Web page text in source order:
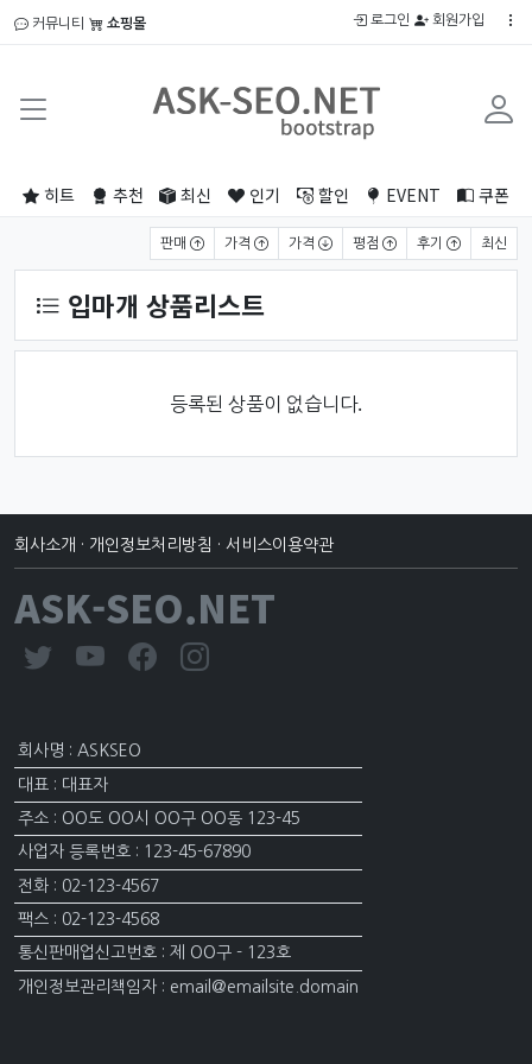
커뮤니티 쇼핑몰 로그인 회원가입
히트 추천 최신 인기 할인 EVENT 쿠폰
판매 가격 가격 평점 후기 최신
입마개 상품리스트
등록된 상품이 없습니다.
회사소개 · 개인정보처리방침 · 서비스이용약관
ASK-SEO.NET
회사명 : ASKSEO
대표 : 대표자
주소 : OO도 OO시 OO구 OO동 123-45
사업자 등록번호 : 123-45-67890
전화 : 02-123-4567
팩스 : 02-123-4568
통신판매업신고번호 : 제 OO구 - 123호
개인정보관리책임자 : email@emailsite.domain